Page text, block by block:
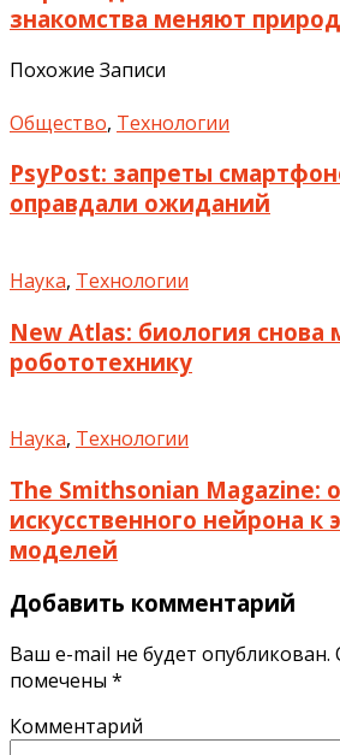
знакомства меняют
Похожие Записи
Общество, Технологии
PsyPost: запреты
оправдали ожиданий
Наука, Технологии
New Atlas: биология снова
робототехнику
Наука, Технологии
The Smithsonian Magazine:
искусственного нейрона к
моделей
Добавить комментарий
Ваш e-mail не будет опубликован.
помечены *
Комментарий